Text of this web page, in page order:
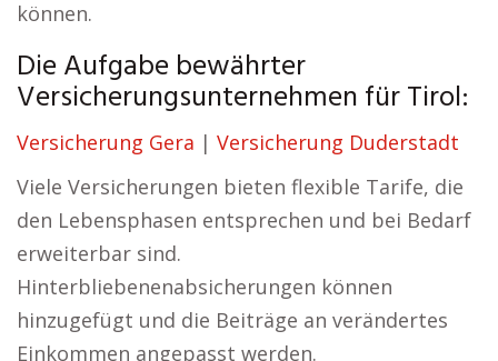
können.
Die Aufgabe bewährter
Versicherungsunternehmen für Tirol:
Versicherung Gera | Versicherung Duderstadt
Viele Versicherungen bieten flexible Tarife, die
den Lebensphasen entsprechen und bei Bedarf
erweiterbar sind.
Hinterbliebenenabsicherungen können
hinzugefügt und die Beiträge an verändertes
Einkommen angepasst werden.